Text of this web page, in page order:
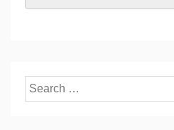
Search
for: